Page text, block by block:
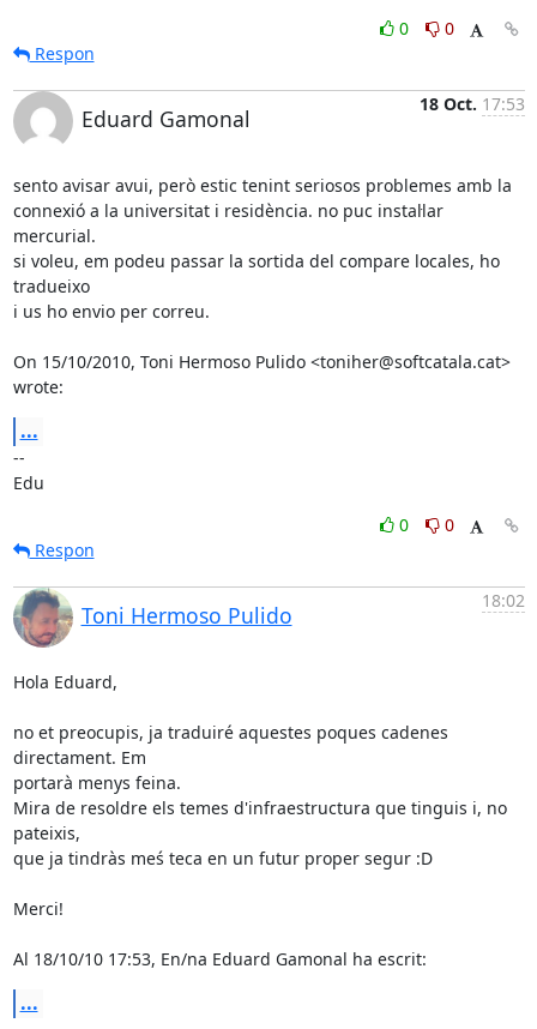
0
0
Respon
Eduard Gamonal
18 Oct. 17:53
sento avisar avui, però estic tenint seriosos problemes amb la
connexió a la universitat i residència. no puc instal·lar
mercurial.
si voleu, em podeu passar la sortida del compare locales, ho
tradueixo
i us ho envio per correu.
On 15/10/2010, Toni Hermoso Pulido <toniher@softcatala.cat>
wrote:
...
--
Edu
0
0
Respon
Toni Hermoso Pulido
18:02
Hola Eduard,
no et preocupis, ja traduiré aquestes poques cadenes
directament. Em
portarà menys feina.
Mira de resoldre els temes d'infraestructura que tinguis i, no
pateixis,
que ja tindràs meś teca en un futur proper segur :D
Merci!
Al 18/10/10 17:53, En/na Eduard Gamonal ha escrit:
...